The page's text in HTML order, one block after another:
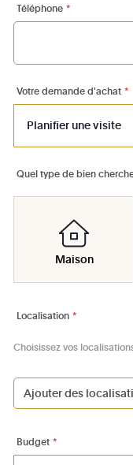
Téléphone *
Votre demande d'achat *
Quel type de bien
Maison
Localisation *
Choisissez vos
Ajouter des
1000 - Bruxelles-
1040 - Etterbeek
Budget *